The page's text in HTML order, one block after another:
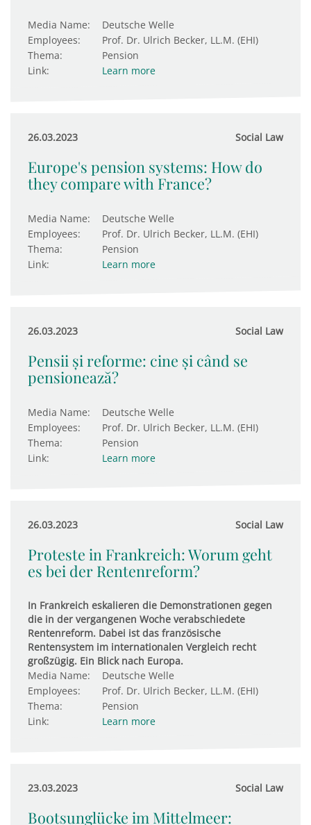
Media Name:
Deutsche Welle
Employees:
Prof. Dr. Ulrich Becker, LL.M. (EHI)
Thema:
Pension
Link:
Learn more
26.03.2023 Social Law
Europe's pension systems: How do
they compare with France?
Media Name:
Deutsche Welle
Employees:
Prof. Dr. Ulrich Becker, LL.M. (EHI)
Thema:
Pension
Link:
Learn more
26.03.2023 Social Law
Pensii și reforme: cine și când se
pensionează?
Media Name:
Deutsche Welle
Employees:
Prof. Dr. Ulrich Becker, LL.M. (EHI)
Thema:
Pension
Link:
Learn more
26.03.2023 Social Law
Proteste in Frankreich: Worum geht
es bei der Rentenreform?
In Frankreich eskalieren die Demonstrationen gegen
die in der vergangenen Woche verabschiedete
Rentenreform. Dabei ist das französische
Rentensystem im internationalen Vergleich recht
großzügig. Ein Blick nach Europa.
Media Name:
Deutsche Welle
Employees:
Prof. Dr. Ulrich Becker, LL.M. (EHI)
Thema:
Pension
Link:
Learn more
23.03.2023 Social Law
Bootsunglücke im Mittelmeer: